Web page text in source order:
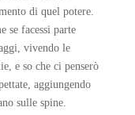
di quel potere.
se facessi parte
vivendo le
e so che ci penserò
aggiungendo
sulle spine.